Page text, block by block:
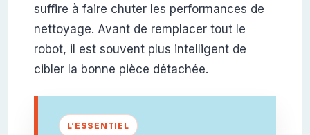
suffire à faire chuter les performances de
nettoyage. Avant de remplacer tout le
robot, il est souvent plus intelligent de
cibler la bonne pièce détachée.